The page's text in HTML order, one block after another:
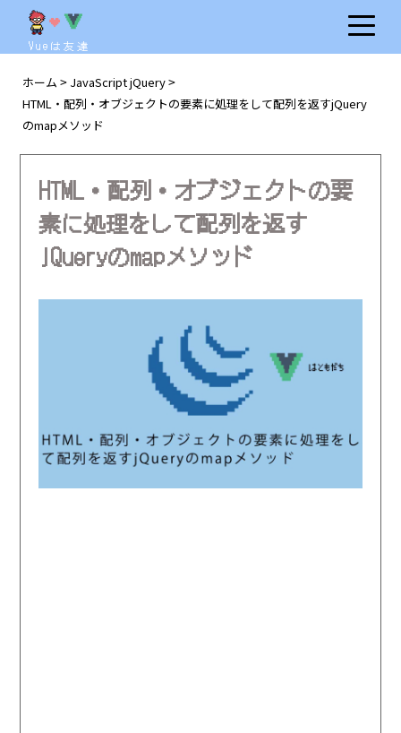
Vueは友達
ホーム > JavaScript jQuery >
HTML・配列・オブジェクトの要素に処理をして配列を返すjQuery
のmapメソッド
HTML・配列・オブジェクトの要
素に処理をして配列を返す
jQueryのmapメソッド